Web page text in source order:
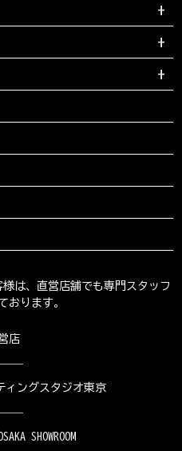
は、直営店舗でも専門スタッフ
おります。
店
ィングスタジオ東京
SHOWROOM